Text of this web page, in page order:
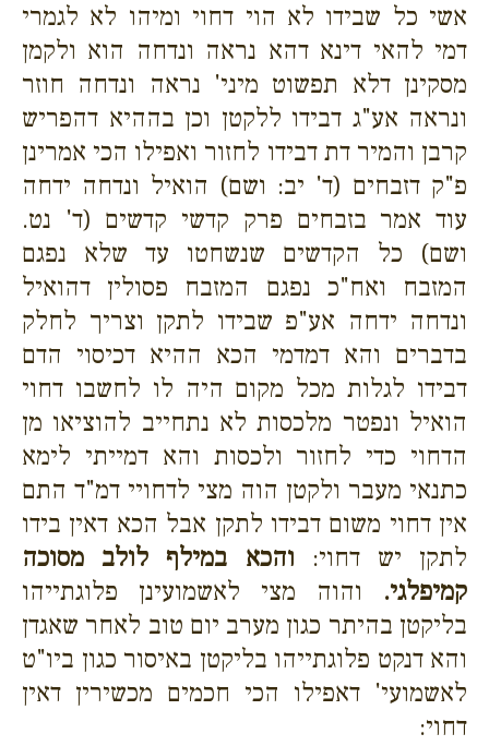
אשי כל שבידו לא הוי דחוי ומיהו לא לגמרי
דמי להאי דינא דהא נראה ונדחה הוא ולקמן
מסקינן דלא תפשוט מיני' נראה ונדחה חוזר
ונראה אע"ג דבידו ללקטן וכן בההיא דהפריש
קרבן והמיר דת דבידו לחזור ואפילו הכי אמרינן
פ"ק דזבחים (ד' יב: ושם) הואיל ונדחה ידחה
עוד אמר בזבחים פרק קדשי קדשים (ד' נט.
ושם) כל הקדשים שנשחטו עד שלא נפגם
המזבח ואח"כ נפגם המזבח פסולין דהואיל
ונדחה ידחה אע"פ שבידו לתקן וצריך לחלק
בדברים והא דמדמי הכא ההיא דכיסוי הדם
דבידו לגלות מכל מקום היה לו לחשבו דחוי
הואיל ונפטר מלכסות לא נתחייב להוציאו מן
הדחוי כדי לחזור ולכסות והא דמייתי לימא
כתנאי מעבר ולקטן הוה מצי לדחויי דמ"ד התם
אין דחוי משום דבידו לתקן אבל הכא דאין בידו
לתקן יש דחוי: והכא במילף לולב מסוכה
קמיפלגי. והוה מצי לאשמועינן פלוגתייהו
בליקטן בהיתר כגון מערב יום טוב לאחר שאגדן
והא דנקט פלוגתייהו בליקטן באיסור כגון ביו"ט
לאשמועי' דאפילו הכי חכמים מכשירין דאין
דחוי: